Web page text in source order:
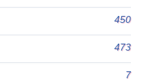
450
473
7